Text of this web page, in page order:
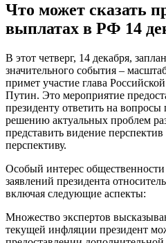
Что может сказать
выплатах в РФ 14
В этот четверг, 14 декабря,
значительного события –
примет участие глава
Путин. Это мероприятие
президенту ответить на вопросы
решению актуальных проблем
представить видение
перспективу.
Особый интерес
заявлений президента
включая следующие аспекты:
Множество экспертов
текущей инфляции президент